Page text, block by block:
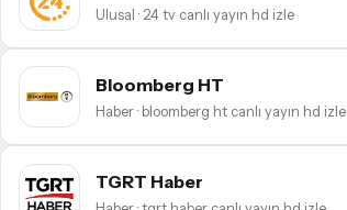
Ulusal · 24 tv canlı yayın hd izle
Bloomberg HT
Haber · bloomberg ht canlı yayın hd izle
TGRT Haber